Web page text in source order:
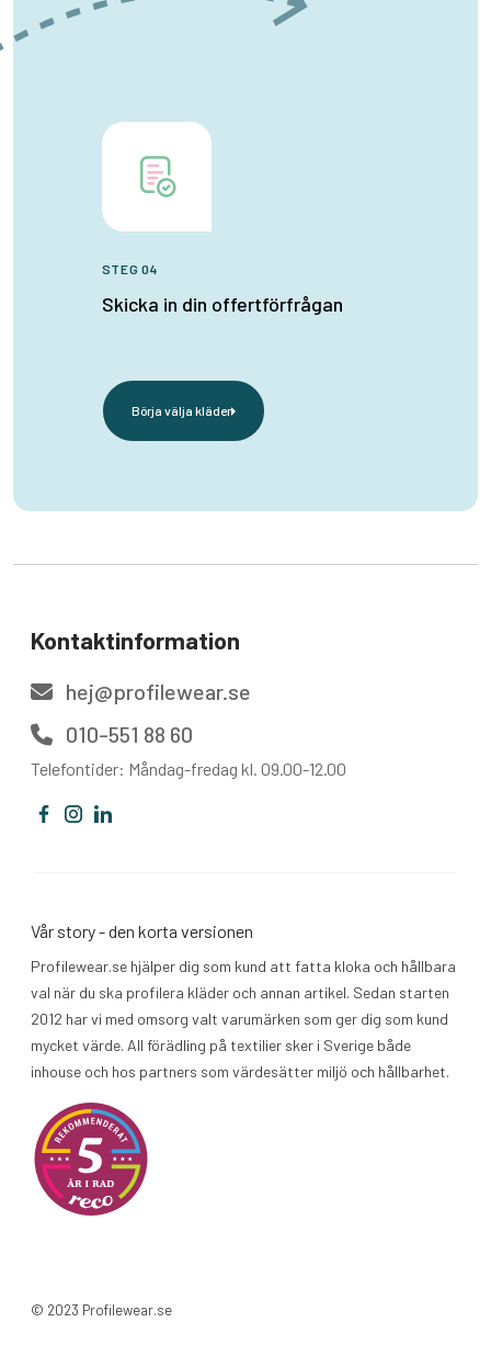
STEG 04
Skicka in din offertförfrågan
Börja välja kläder
Kontaktinformation
hej@profilewear.se
010-551 88 60
Telefontider: Måndag-fredag kl. 09.00-12.00
Vår story - den korta versionen
Profilewear.se hjälper dig som kund att fatta kloka och hållbara
val när du ska profilera kläder och annan artikel. Sedan starten
2012 har vi med omsorg valt varumärken som ger dig som kund
mycket värde. All förädling på textilier sker i Sverige både
inhouse och hos partners som värdesätter miljö och hållbarhet.
© 2023 Profilewear.se